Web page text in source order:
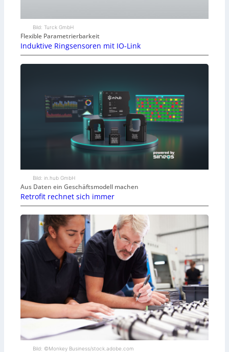
Bild: Turck GmbH
Flexible Parametrierbarkeit
Induktive Ringsensoren mit IO-Link
Bild: in.hub GmbH
Aus Daten ein Geschäftsmodell machen
Retrofit rechnet sich immer
Bild: ©Monkey Business/stock.adobe.com